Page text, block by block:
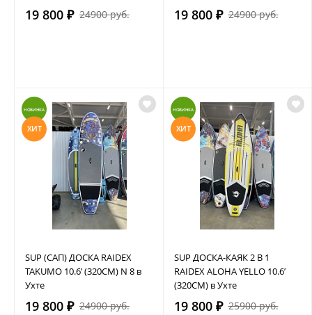
19 800 ₽ 24900 руб. 19 800 ₽ 24900 руб.
НОВИНКА
ХИТ
SUP (САП) ДОСКА RAIDEX
TAKUMO 10.6’ (320СМ) N 8 в
Ухте
19 800 ₽ 24900 руб.
НОВИНКА
ХИТ
SUP ДОСКА-КАЯК 2 В 1
RAIDEX ALOHA YELLO 10.6’
(320СМ) в Ухте
19 800 ₽ 25900 руб.